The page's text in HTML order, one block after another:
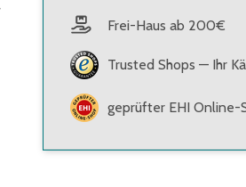
Frei-Haus ab 200€
Trusted Shops — Ihr
geprüfter EHI Online-